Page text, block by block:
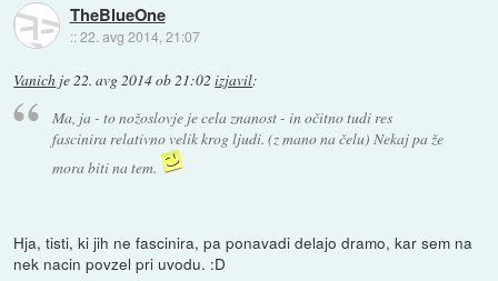
TheBlueOne
::22. avg 2014, 21:07
Vanich je22. avg 2014 ob 21:02 izjavil:
Ma, ja - to nožoslovje je cela znanost - in očitno tudi res
fascinira relativno velik krog ljudi. (z mano na čelu) Nekaj pa že
mora biti na tem.
Hja, tisti, ki jih ne fascinira, pa ponavadi delajo dramo, kar sem na
nek nacin povzel pri uvodu. :D